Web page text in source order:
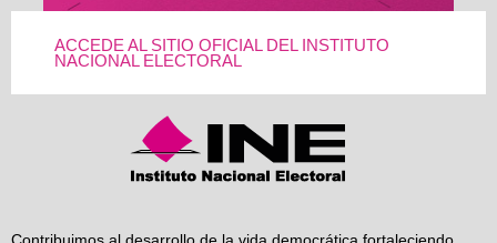
ACCEDE AL SITIO OFICIAL DEL INSTITUTO
NACIONAL ELECTORAL